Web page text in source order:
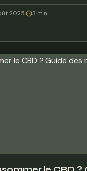
2025 3 min